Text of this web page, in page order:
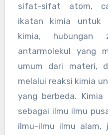
sifat-sifat atom,
ikatan kimia untuk
kimia,
antarmolekul yang
umum dari materi,
melalui reaksi kimia
yang berbeda. Kimia
sebagai ilmu ilmu
ilmu-ilmu ilmu alam,